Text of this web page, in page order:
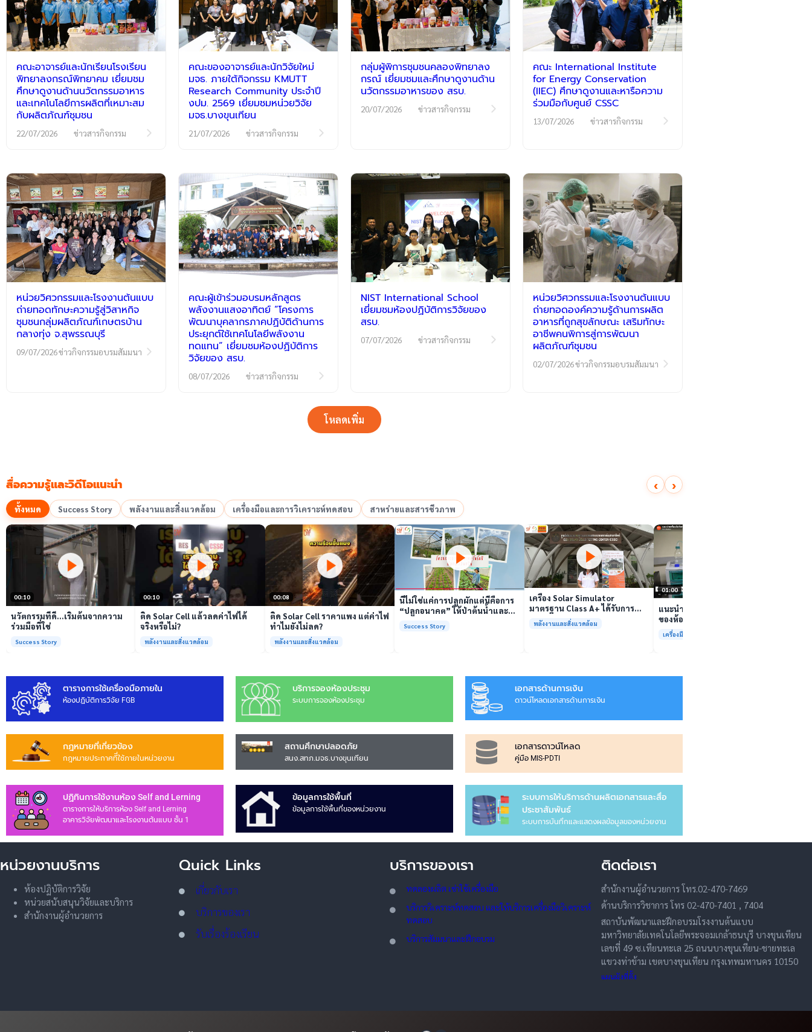
คณะอาจารย์และนักเรียนโรงเรียน
พิทยาลงกรณ์พิทยาคม เยี่ยมชม
ศึกษาดูงานด้านนวัตกรรมอาหาร
และเทคโนโลยีการผลิตที่เหมาะสม
กับผลิตภัณฑ์ชุมชน
22/07/2026 ข่าวสารกิจกรรม
คณะของอาจารย์และนักวิจัยใหม่
มจธ. ภายใต้กิจกรรม KMUTT
Research Community ประจำปี
งปม. 2569 เยี่ยมชมหน่วยวิจัย
มจธ.บางขุนเทียน
21/07/2026 ข่าวสารกิจกรรม
กลุ่มผู้พิการชุมชนคลองพิทยาลง
กรณ์ เยี่ยมชมและศึกษาดูงานด้าน
นวัตกรรมอาหารของ สรบ.
20/07/2026 ข่าวสารกิจกรรม
คณะ International Institute
for Energy Conservation
(IIEC) ศึกษาดูงานและหารือความ
ร่วมมือกับศูนย์ CSSC
13/07/2026 ข่าวสารกิจกรรม
หน่วยวิศวกรรมและโรงงานต้นแบบ
ถ่ายทอดทักษะความรู้สู่วิสาหกิจ
ชุมชนกลุ่มผลิตภัณฑ์เกษตรบ้าน
กลางทุ่ง จ.สุพรรณบุรี
09/07/2026ข่าวกิจกรรมอบรมสัมมนา
คณะผู้เข้าร่วมอบรมหลักสูตร
พลังงานแสงอาทิตย์ “โครงการ
พัฒนาบุคลากรภาคปฏิบัติด้านการ
ประยุกต์ใช้เทคโนโลยีพลังงาน
ทดแทน” เยี่ยมชมห้องปฏิบัติการ
วิจัยของ สรบ.
08/07/2026 ข่าวสารกิจกรรม
NIST International School
เยี่ยมชมห้องปฏิบัติการวิจัยของ
สรบ.
07/07/2026 ข่าวสารกิจกรรม
หน่วยวิศวกรรมและโรงงานต้นแบบ
ถ่ายทอดองค์ความรู้ด้านการผลิต
อาหารที่ถูกสุขลักษณะ เสริมทักษะ
อาชีพคนพิการสู่การพัฒนา
ผลิตภัณฑ์ชุมชน
02/07/2026ข่าวกิจกรรมอบรมสัมมนา
โหลดเพิ่ม
สื่อความรู้และวิดีโอแนะนำ ‹ ›
ทั้งหมด Success Story พลังงานและสิ่งแวดล้อม เครื่องมือและการวิเคราะห์ทดสอบ สาหร่ายและสารชีวภาพ
เล่นวิดีโอ
00:10
นวัตกรรมที่ดี…เริ่มต้นจากความ
ร่วมมือที่ใช่
Success Story
เล่นวิดีโอ
00:10
ติด Solar Cell แล้วลดค่าไฟได้
จริงหรือไม่?
พลังงานและสิ่งแวดล้อม
เล่นวิดีโอ
00:08
ติด Solar Cell ราคาแพง แต่ค่าไฟ
ทำไมยังไม่ลด?
พลังงานและสิ่งแวดล้อม
เล่นวิดีโอ
นี่ไม่ใช่แค่การปลูกผักแต่นี่คือการ
“ปลูกอนาคต” ให้ป่าต้นน้ำและ
Success Story
เล่นวิดีโอ
เครื่อง Solar Simulator
มาตรฐาน Class A+ ได้รับการ
รับรองมาตรฐาน ISO/IEC17025
พร้อมให้บริการแล้ว
พลังงานและสิ่งแวดล้อม
01:00
แนะนำเครื่องมือวิเคราะห์ทดสอบ
ของห้องปฏิบัติการกลางเพื่อการ
วิเคราะห์กระบวนการและสิ่ง
แวดล้อม สรบ.มจธ.
เครื่องมือและการวิเคราะห์ทดสอบ
ตารางการใช้เครื่องมือภายใน
ห้องปฏิบัติการวิจัย FGB
บริการจองห้องประชุม
ระบบการจองห้องประชุม
เอกสารด้านการเงิน
ดาวน์โหลดเอกสารด้านการเงิน
กฎหมายที่เกี่ยวข้อง
กฎหมายประกาศทีี่ใช้ภายในหน่วยงาน
สถานศึกษาปลอดภัย
สนง.สทภ.มจธ.บางขุนเทียน
เอกสารดาวน์โหลด
คู่มือ MIS-PDTI
ปฏิทินการใช้งานห้อง Self and Lerning
ตารางการให้บริการห้อง Self and Lerning
อาคารวิจัยพัฒนาและโรงงานต้นแบบ ชั้น 1
ข้อมูลการใช้พื้นที่
ข้อมูลการใช้พื้นที่ของหน่วยงาน
ระบบการให้บริการด้านผลิตเอกสารและสื่อ
ประชาสัมพันธ์
ระบบการบันทึกและแสดงผลข้อมูลของหน่วยงาน
หน่วยงานบริการ
ห้องปฏิบัติการวิจัย
หน่วยสนับสนุนวิจัยและบริการ
สำนักงานผู้อำนวยการ
Quick Links
เกี่ยวกับเรา
บริการของเรา
รับเรื่องร้องเรียน
บริการของเรา
ทดลองผลิต เช่าใช้เครื่องมือ
บริการวิเคราะห์ทดสอบ และให้บริการเครื่องมือวิเคราะห์
ทดสอบ
บริการสัมมนาและฝึกอบรม
ติดต่อเรา
สำนักงานผู้อำนวยการ โทร.02-470-7469
ด้านบริการวิชาการ โทร 02-470-7401 , 7404
สถาบันพัฒนาและฝึกอบรมโรงงานต้นแบบ
มหาวิทยาลัยเทคโนโลยีพระจอมเกล้าธนบุรี บางขุนเทียน
เลขที่ 49 ซ.เทียนทะเล 25 ถนนบางขุนเทียน-ชายทะเล
แขวงท่าข้าม เขตบางขุนเทียน กรุงเทพมหานคร 10150
แผนผังที่ตั้ง